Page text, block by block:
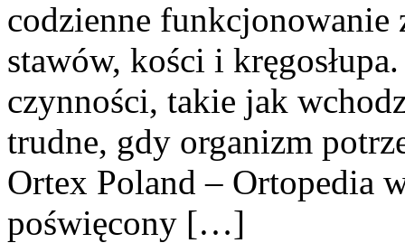
codzienne funkcjonowanie
stawów, kości i
czynności, takie jak
trudne, gdy organizm
Ortex Poland – Ortopedia
poświęcony […]